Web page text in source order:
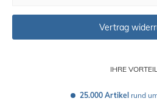
IHRE
25.000 Artikel rund
Vertrag